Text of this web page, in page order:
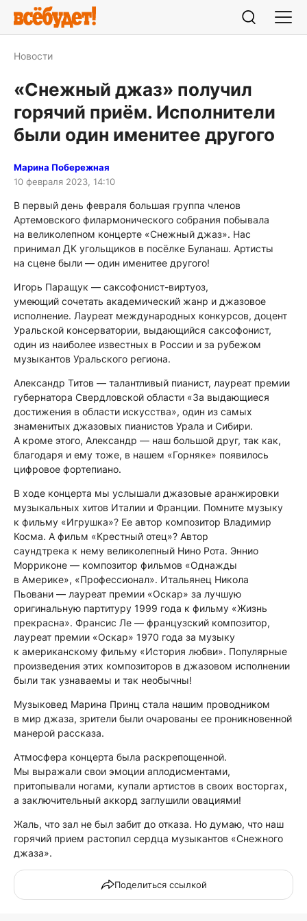
Новости
«Снежный джаз» получил
горячий приём. Исполнители
были один именитее другого
Марина Побережная
10 февраля 2023, 14:10
В первый день февраля большая группа членов
Артемовского филармонического собрания побывала
на великолепном концерте «Снежный джаз». Нас
принимал ДК угольщиков в посёлке Буланаш. Артисты
на сцене были — один именитее другого!
Игорь Паращук — саксофонист-виртуоз,
умеющий сочетать академический жанр и джазовое
исполнение. Лауреат международных конкурсов, доцент
Уральской консерватории, выдающийся саксофонист,
один из наиболее известных в России и за рубежом
музыкантов Уральского региона.
Александр Титов — талантливый пианист, лауреат премии
губернатора Свердловской области «За выдающиеся
достижения в области искусства», один из самых
знаменитых джазовых пианистов Урала и Сибири.
А кроме этого, Александр — наш большой друг, так как,
благодаря и ему тоже, в нашем «Горняке» появилось
цифровое фортепиано.
В ходе концерта мы услышали джазовые аранжировки
музыкальных хитов Италии и Франции. Помните музыку
к фильму «Игрушка»? Ее автор композитор Владимир
Косма. А фильм «Крестный отец»? Автор
саундтрека к нему великолепный Нино Рота. Эннио
Морриконе — композитор фильмов «Однажды
в Америке», «Профессионал». Итальянец Никола
Пьовани — лауреат премии «Оскар» за лучшую
оригинальную партитуру 1999 года к фильму «Жизнь
прекрасна». Франсис Ле — французский композитор,
лауреат премии «Оскар» 1970 года за музыку
к американскому фильму «История любви». Популярные
произведения этих композиторов в джазовом исполнении
были так узнаваемы и так необычны!
Музыковед Марина Принц стала нашим проводником
в мир джаза, зрители были очарованы ее проникновенной
манерой рассказа.
Атмосфера концерта была раскрепощенной.
Мы выражали свои эмоции аплодисментами,
притопывали ногами, купали артистов в своих восторгах,
а заключительный аккорд заглушили овациями!
Жаль, что зал не был забит до отказа. Но думаю, что наш
горячий прием растопил сердца музыкантов «Снежного
джаза».
Поделиться ссылкой